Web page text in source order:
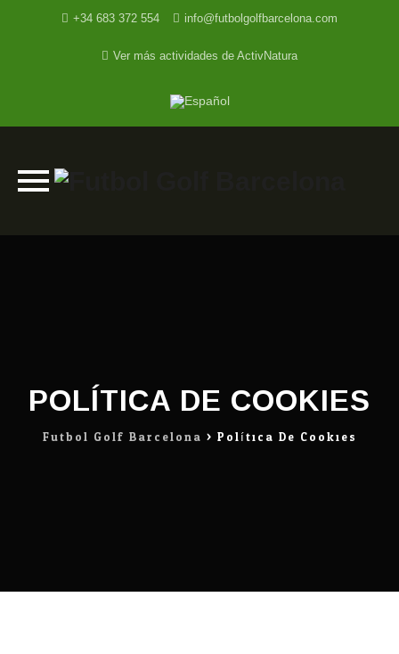
+34 683 372 554 info@futbolgolfbarcelona.com
Ver más actividades de ActivNatura
POLÍTICA DE COOKIES
Futbol Golf Barcelona > Política De Cookies